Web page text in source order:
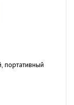
портативный